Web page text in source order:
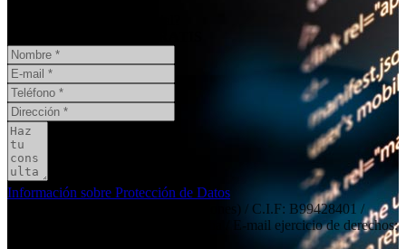
Información sobre Protección de Datos
: Social11 SL (peritaciones) / C.I.F: B99428401 /
Dirección: Independencia 19, 6º dcha / E-mail ejercicio de derechos: